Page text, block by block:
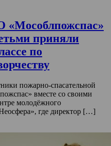
приняли
по
пожарно-спасательной
вместе со своими
молодёжного
где директор […]